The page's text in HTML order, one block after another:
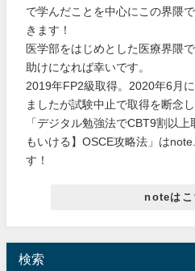
で学んだことを中心にこの界隈
きます！
医学部をはじめとした医療界隈
助けになれば幸いです。
2019年FP2級取得。2020年6月
ましたが試験中止で取得を断念し
「デジタル勉強法でCBT9割以
もいける】OSCE攻略法」は
す！
noteはこ
検索